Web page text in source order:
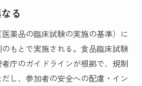
る
薬品の臨床試験の実施の基準）に
もとで実施される。食品臨床試験
庁のガイドラインが根拠で、規制
し、参加者の安全への配慮・イン